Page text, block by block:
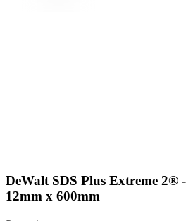
DeWalt SDS Plus Extreme 2®
12mm x 600mm